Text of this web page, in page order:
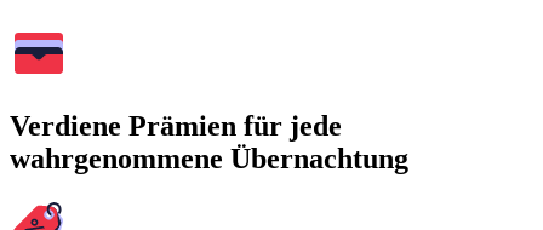
Verdiene Prämien für jede
wahrgenommene Übernachtung